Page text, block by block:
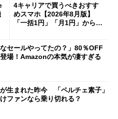
4キャリアで買うべきおすす
めスマホ【2026年8月版】
「一括1円」「月1円」からお
なセールやってたの？」80％OFF
場！Amazonの本気が凄すぎる
が生まれた昨今 「ペルチェ素子」
ファンなら乗り切れる？